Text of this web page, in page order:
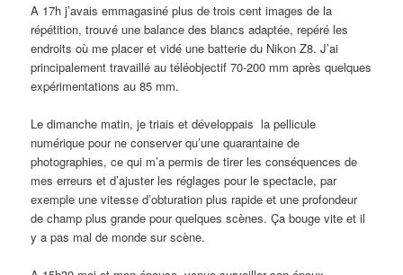
A 17h j’avais emmagasiné plus de trois cent images de la
répétition, trouvé une balance des blancs adaptée, repéré les
endroits où me placer et vidé une batterie du Nikon Z8. J’ai
principalement travaillé au téléobjectif 70-200 mm après quelques
expérimentations au 85 mm.
Le dimanche matin, je triais et développais la pellicule
numérique pour ne conserver qu’une quarantaine de
photographies, ce qui m’a permis de tirer les conséquences de
mes erreurs et d’ajuster les réglages pour le spectacle, par
exemple une vitesse d’obturation plus rapide et une profondeur
de champ plus grande pour quelques scènes. Ça bouge vite et il
y a pas mal de monde sur scène.